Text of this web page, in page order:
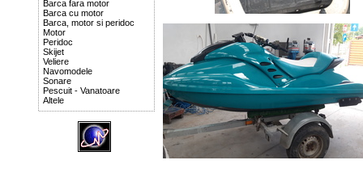
Barca fara motor
Barca cu motor
Barca, motor si peridoc
Motor
Peridoc
Skijet
Veliere
Navomodele
Sonare
Pescuit - Vanatoare
Altele